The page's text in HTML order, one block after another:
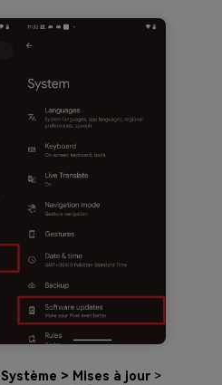
Système > Mises à jour >